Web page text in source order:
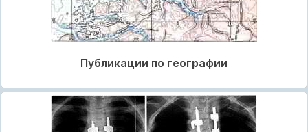
Публикации по географии